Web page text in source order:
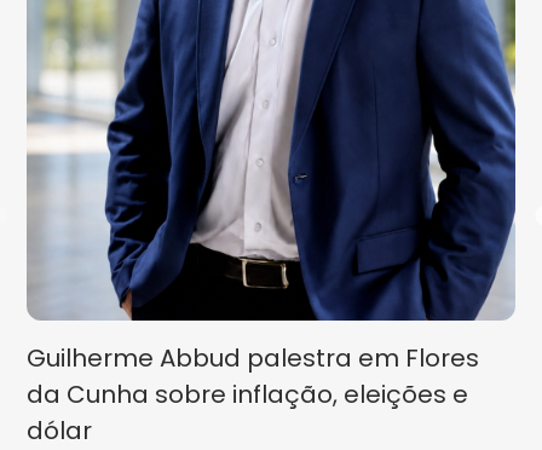
Guilherme Abbud palestra em Flores
da Cunha sobre inflação, eleições e
dólar